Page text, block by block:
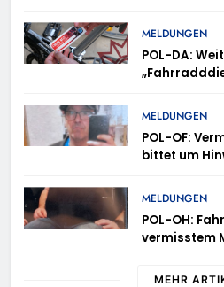
MELDUNGEN
POL-DA:
Anmeldung
MELDUNGEN
POL-OF:
bittet um
MELDUNGEN
POL-OH:
vermisstem
MEHR